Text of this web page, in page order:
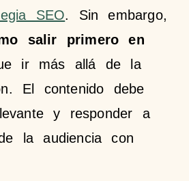
SEO. Sin embargo,
salir primero en
ir más allá de la
El contenido debe
y responder a
la audiencia con